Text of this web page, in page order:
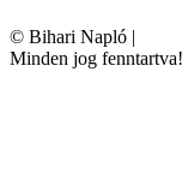
© Bihari Napló
Minden jog fenntartva!